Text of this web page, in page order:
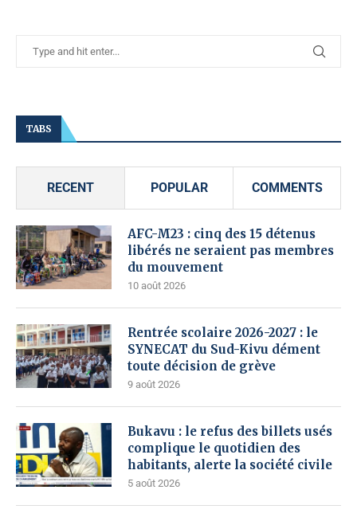
TABS
RECENT POPULAR COMMENTS
AFC-M23 : cinq des 15 détenus
libérés ne seraient pas membres
du mouvement
10 août 2026
Rentrée scolaire 2026-2027 : le
SYNECAT du Sud-Kivu dément
toute décision de grève
9 août 2026
Bukavu : le refus des billets usés
complique le quotidien des
habitants, alerte la société civile
5 août 2026